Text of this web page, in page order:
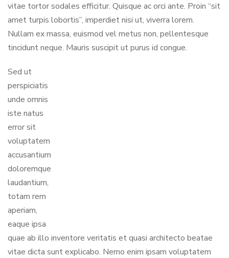
vitae tortor sodales efficitur. Quisque ac orci ante. Proin “sit
amet turpis lobortis”, imperdiet nisi ut, viverra lorem.
Nullam ex massa, euismod vel metus non, pellentesque
tincidunt neque. Mauris suscipit ut purus id congue.
Sed ut
perspiciatis
unde omnis
iste natus
error sit
voluptatem
accusantium
doloremque
laudantium,
totam rem
aperiam,
eaque ipsa
quae ab illo inventore veritatis et quasi architecto beatae
vitae dicta sunt explicabo. Nemo enim ipsam voluptatem